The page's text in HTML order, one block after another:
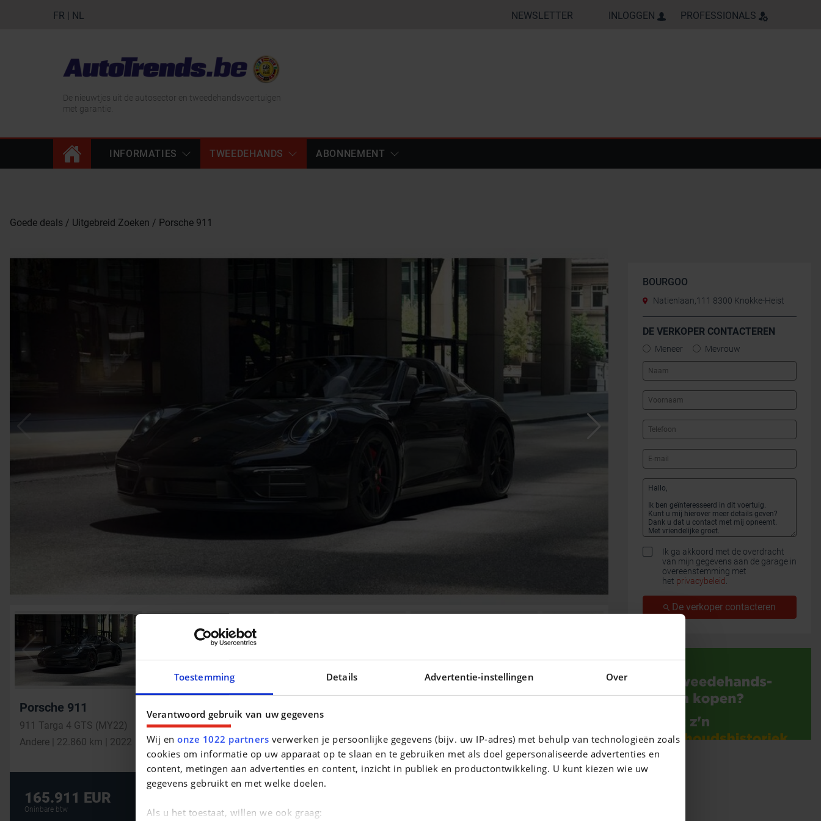
Toestemming Details Advertentie-instellingen Over
Verantwoord gebruik van uw gegevens
Wij enonze 1022 partners verwerken je persoonlijke gegevens (bijv. uw IP-adres) met behulp van technologieën zoals
cookies om informatie op uw apparaat op te slaan en te gebruiken met als doel gepersonaliseerde advertenties en
content, metingen aan advertenties en content, inzicht in publiek en productontwikkeling. U kunt kiezen wie uw
gegevens gebruikt en met welke doelen.
Als u het toestaat, willen we ook graag:
FR | NL NEWSLETTER INLOGGEN PROFESSIONALS
De nieuwtjes uit de autosector en tweedehandsvoertuigen
met garantie.
INFORMATIES TWEEDEHANDS ABONNEMENT
Goede deals Uitgebreid Zoeken Porsche 911
Porsche 911
911 Targa 4 GTS (MY22)
Andere | 22.860 km | 2022
165.911 EUR
Oninbare btw
AUTOLENING
BOURGOO
Natienlaan,111 8300 Knokke-Heist
DE VERKOPER CONTACTEREN
Meneer Mevrouw
Ik ga akkoord met de overdracht
van mijn gegevens aan de garage in
overeenstemming met
het privacybeleid
De verkoper contacteren